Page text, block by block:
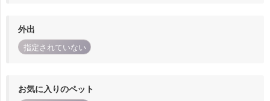
外出
指定されていない
お気に入りのペット